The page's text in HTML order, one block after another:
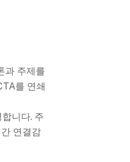
과 주제를
를 연쇄
니다. 주
연결감